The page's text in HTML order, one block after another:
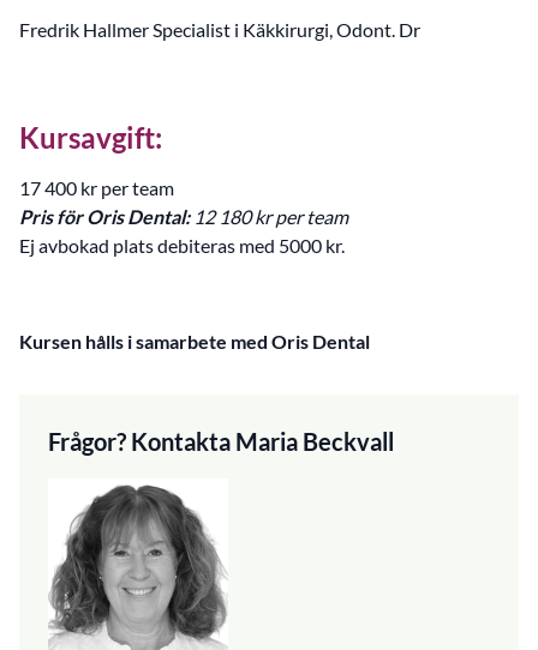
Fredrik Hallmer Specialist i Käkkirurgi, Odont. Dr
Kursavgift:
17 400 kr per team
Pris för Oris Dental:12 180 kr per team
Ej avbokad plats debiteras med 5000 kr.
Kursen hålls i samarbete med Oris Dental
Frågor? Kontakta Maria Beckvall